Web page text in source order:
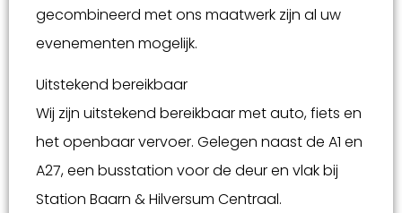
gecombineerd met ons maatwerk zijn al uw
evenementen mogelijk.
Uitstekend bereikbaar
Wij zijn uitstekend bereikbaar met auto, fiets en
het openbaar vervoer. Gelegen naast de A1 en
A27, een busstation voor de deur en vlak bij
Station Baarn & Hilversum Centraal.